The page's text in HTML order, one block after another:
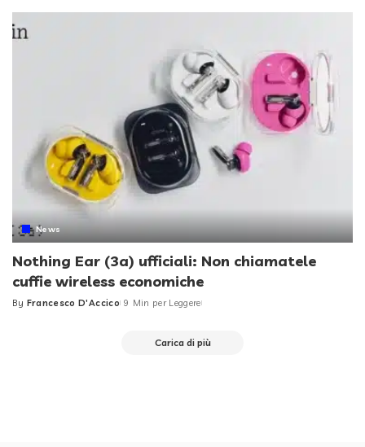
News
Nothing Ear (3a) ufficiali: Non chiamatele
cuffie wireless economiche
Posted
By Francesco D'Accico 9 Min per Leggere
Carica di più